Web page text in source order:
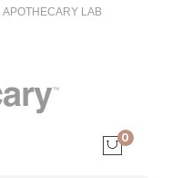
APOTHECARY LAB
0